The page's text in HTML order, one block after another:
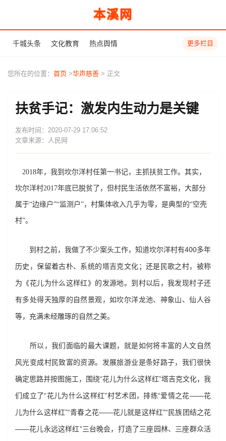
本溪网
千城头条 文化教育 热点舆情 更多栏目
您所在的位置： 首页 >华声慈善 > 正文
扶贫手记：激发内生动力是关键
发布时间：2020-07-29 17:06:52
文章来源：人民网
2018年，我到坎尔洋村任第一书记，主抓扶贫工作。其实，
坎尔洋村2017年底已脱贫了，但村民生活依然不富裕，大部分
属于“边缘户”“监测户”，村集体收入几乎为零，是典型的“空壳
村”。
到村之前，我做了不少案头工作，知道坎尔洋村有400多年
历史，保留着古朴、系统的塔吉克文化；还是民歌之村，被称
为《花儿为什么这样红》的发源地。到村以后，我发现村子还
有多处得天独厚的自然景观，如坎尔洋龙池、神象山、仙人谷
等，充满未经雕琢的自然之美。
所以，我们面临的最大课题，就是如何将丰富的人文自然
风光变成村民致富的资源。发展旅游业是条好路子，我们很快
确定思路并按图施工，围绕“花儿为什么这样红”塔吉克文化，我
们成立了“花儿为什么这样红”村艺术团，排练“爱情之花——花
儿为什么这样红”“青春之花——花儿就是这样红”“民族团结之花
——花儿永远这样红”三台晚会，打造了三座园林、三座群众活